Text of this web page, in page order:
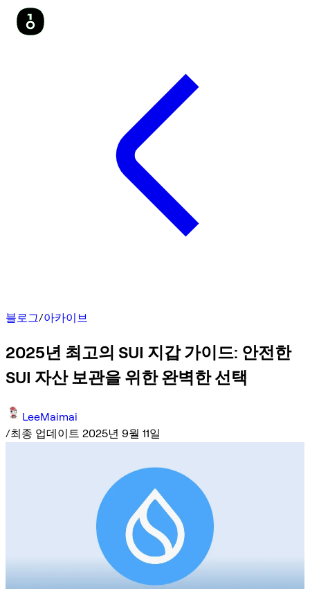
블로그/아카이브
2025년 최고의 SUI 지갑 가이드: 안전한
SUI 자산 보관을 위한 완벽한 선택
LeeMaimai
/최종 업데이트 2025년 9월 11일